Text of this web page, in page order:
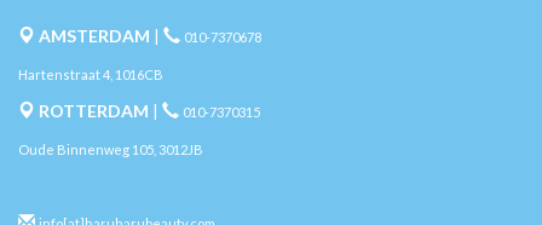
AMSTERDAM | 010-7370678
Hartenstraat 4, 1016CB
ROTTERDAM | 010-7370315
Oude Binnenweg 105, 3012JB